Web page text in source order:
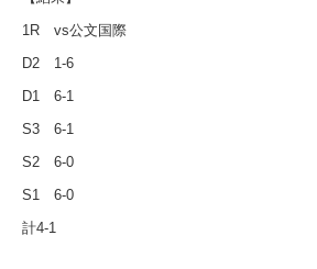
1R
vs公文国際
D2
1-6
D1
6-1
S3
6-1
S2
6-0
S1
6-0
計4-1